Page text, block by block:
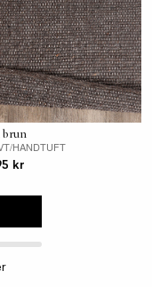
brun
HANDTUFT
kr